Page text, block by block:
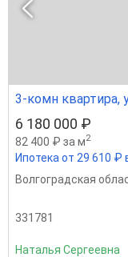
3-комн квартира,
6 180 000 ₽
82 400 ₽ за м2
Ипотека от 29 610 ₽
Волгоградская
331781
Наталья Сергеевна